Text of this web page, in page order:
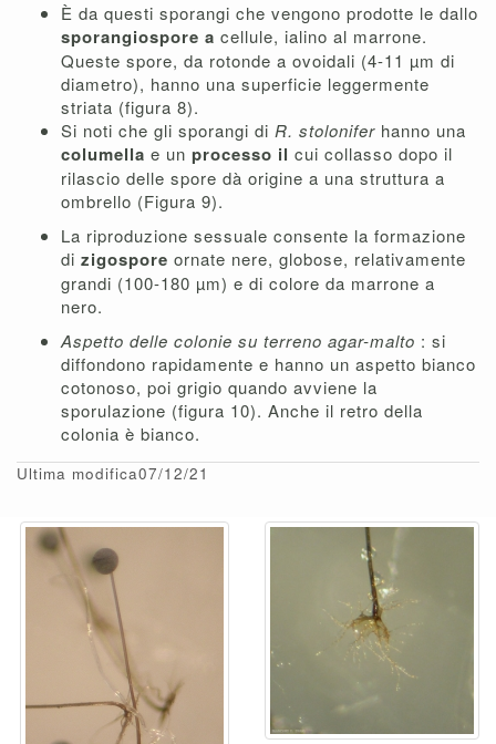
È da questi sporangi che vengono prodotte le dallo
sporangiospore a cellule, ialino al marrone.
Queste spore, da rotonde a ovoidali (4-11 µm di
diametro), hanno una superficie leggermente
striata (figura 8).
Si noti che gli sporangi di R. stolonifer hanno una
columella e un processo il cui collasso dopo il
rilascio delle spore dà origine a una struttura a
ombrello (Figura 9).
La riproduzione sessuale consente la formazione
di zigospore ornate nere, globose, relativamente
grandi (100-180 µm) e di colore da marrone a
nero.
Aspetto delle colonie su terreno agar-malto : si
diffondono rapidamente e hanno un aspetto bianco
cotonoso, poi grigio quando avviene la
sporulazione (figura 10). Anche il retro della
colonia è bianco.
Ultima modifica07/12/21